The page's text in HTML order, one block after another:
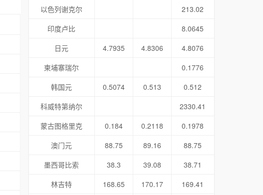
以色列谢克尔
213.02
印度卢比
8.0645
日元
4.7935 4.8306
4.8076
柬埔寨瑞尔
0.1776
韩国元
0.5074 0.513
0.512
科威特第纳尔
2330.41
蒙古图格里克
0.184 0.2118
0.1978
澳门元
88.75 89.16
88.75
墨西哥比索
38.3 39.08
38.71
林吉特
168.65 170.17
169.41